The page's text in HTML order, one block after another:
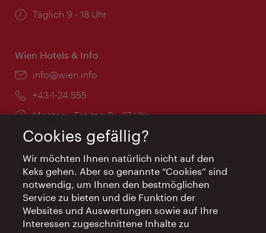
Öffnungszeiten:
Täglich 9 - 18 Uhr
Wien Hotels & Info
Email:
info@wien.info
Telefon:
+43-1-24 555
Öffnungszeiten:
Montag - Freitag 9 – 17 Uhr
Feiertags geschlossen
AI Concierge Wien
Ort:
concierge.wien.info
Öffnungszeiten:
Informationen rund um die Uhr
Cookies gefällig?
Wir möchten Ihnen natürlich nicht auf den
Keks gehen. Aber so genannte “Cookies” sind
notwendig, um Ihnen den bestmöglichen
Service zu bieten und die Funktion der
Websites und Auswertungen sowie auf Ihre
Interessen zugeschnittene Inhalte zu